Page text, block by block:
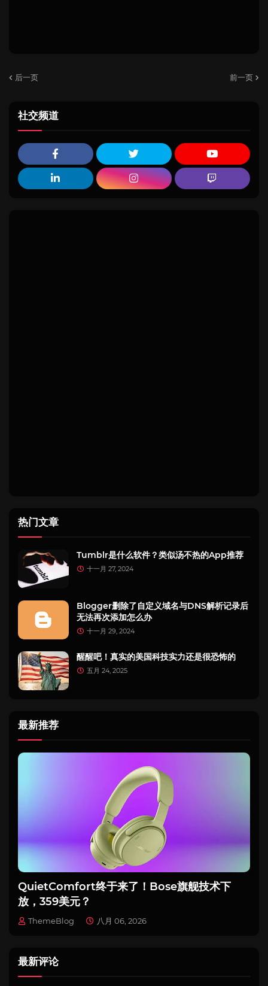
后一页 前一页
社交频道
热门文章
Tumblr是什么软件？类似汤不热的App推荐
十一月 27, 2024
Blogger删除了自定义域名与DNS解析记录后
无法再次添加怎么办
十一月 29, 2024
醒醒吧！真实的美国科技实力还是很恐怖的
五月 24, 2025
最新推荐
QuietComfort终于来了！Bose旗舰技术下
放，359美元？
ThemeBlog 八月 06, 2026
最新评论